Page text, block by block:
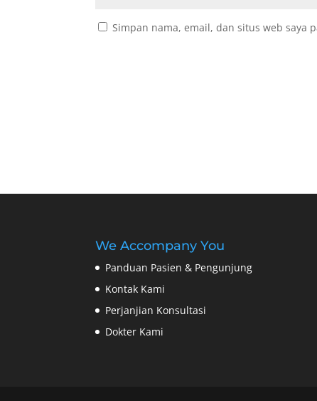
Simpan nama, email, dan situs web saya
We Accompany You
Panduan Pasien & Pengunjung
Kontak Kami
Perjanjian Konsultasi
Dokter Kami